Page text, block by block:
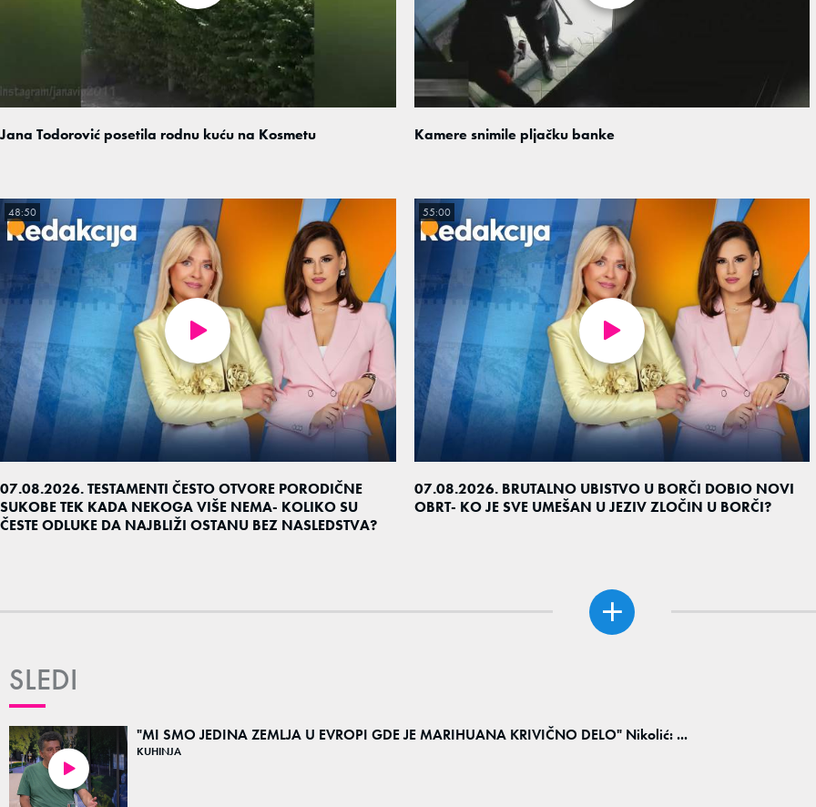
Jana Todorović posetila rodnu kuću na Kosmetu Kamere snimile pljačku banke
07.08.2026. TESTAMENTI ČESTO OTVORE PORODIČNE
SUKOBE TEK KADA NEKOGA VIŠE NEMA- KOLIKO SU
ČESTE ODLUKE DA NAJBLIŽI OSTANU BEZ NASLEDSTVA?
48:50
07.08.2026. BRUTALNO UBISTVO U BORČI DOBIO NOVI
OBRT- KO JE SVE UMEŠAN U JEZIV ZLOČIN U BORČI?
55:00
SLEDI
"MI SMO JEDINA ZEMLJA U EVROPI GDE JE MARIHUANA KRIVIČNO DELO" Nikolić: ...
KUHINJA